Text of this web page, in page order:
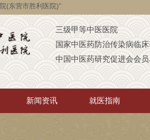
(东营市胜利医院)”
三级甲等中医医院
国家中医药防治传染病临
中国中医药研究促进会会
省级智障儿童康复机构
山东省AAA级定点医疗机构
新闻资讯 就医指南